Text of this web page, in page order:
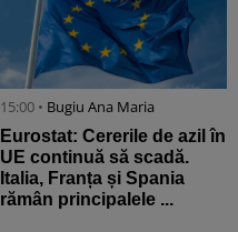
15:00 • Bugiu ⁠Ana Maria
Eurostat: Cererile de azil în
UE continuă să scadă.
Italia, Franța și Spania
rămân principalele ...